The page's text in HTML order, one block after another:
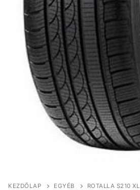
KEZDŐLAP EGYÉB ROTALLA S210 XL